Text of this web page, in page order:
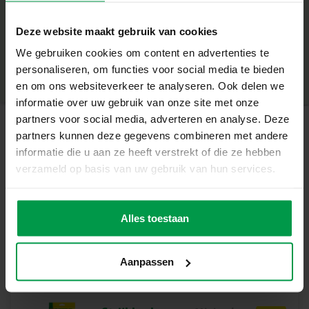
Deze website maakt gebruik van cookies
We gebruiken cookies om content en advertenties te
personaliseren, om functies voor social media te bieden
en om ons websiteverkeer te analyseren. Ook delen we
informatie over uw gebruik van onze site met onze
partners voor social media, adverteren en analyse. Deze
partners kunnen deze gegevens combineren met andere
informatie die u aan ze heeft verstrekt of die ze hebben
verzameld op basis van uw gebruik van hun services.
Alles toestaan
Aanpassen
Inclusief zeskantig legbord, 2100 strijkkralen en
strijkpapier
PVC-vrije kralen voor een veilige speelervaring
Heldere en levendige kleuren voor indrukwekkende
ontwerpen
Geschikt voor kinderen vanaf 5 jaar
Stimuleert creativiteit, fantasie en fijne motoriek
Laat je verbeelding stralen
dinofiguren – de mogelijkheden zijn eindeloos. Het grote
aantal kralen en de variatie in kleuren zorgen voor uren
creatief speelplezier en steeds weer nieuwe ontwerpen.
Inhoud van de set
Productnummer|
06202
Deel dit product
Gerelateerde producten
Strijkkralen
the dark
Minimale